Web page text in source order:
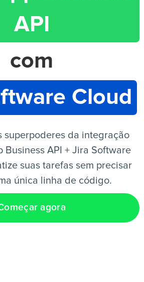
PT
API
com
Cloud
superpoderes da integração
Business API + Jira Software
suas tarefas sem precisar
única linha de código.
agora